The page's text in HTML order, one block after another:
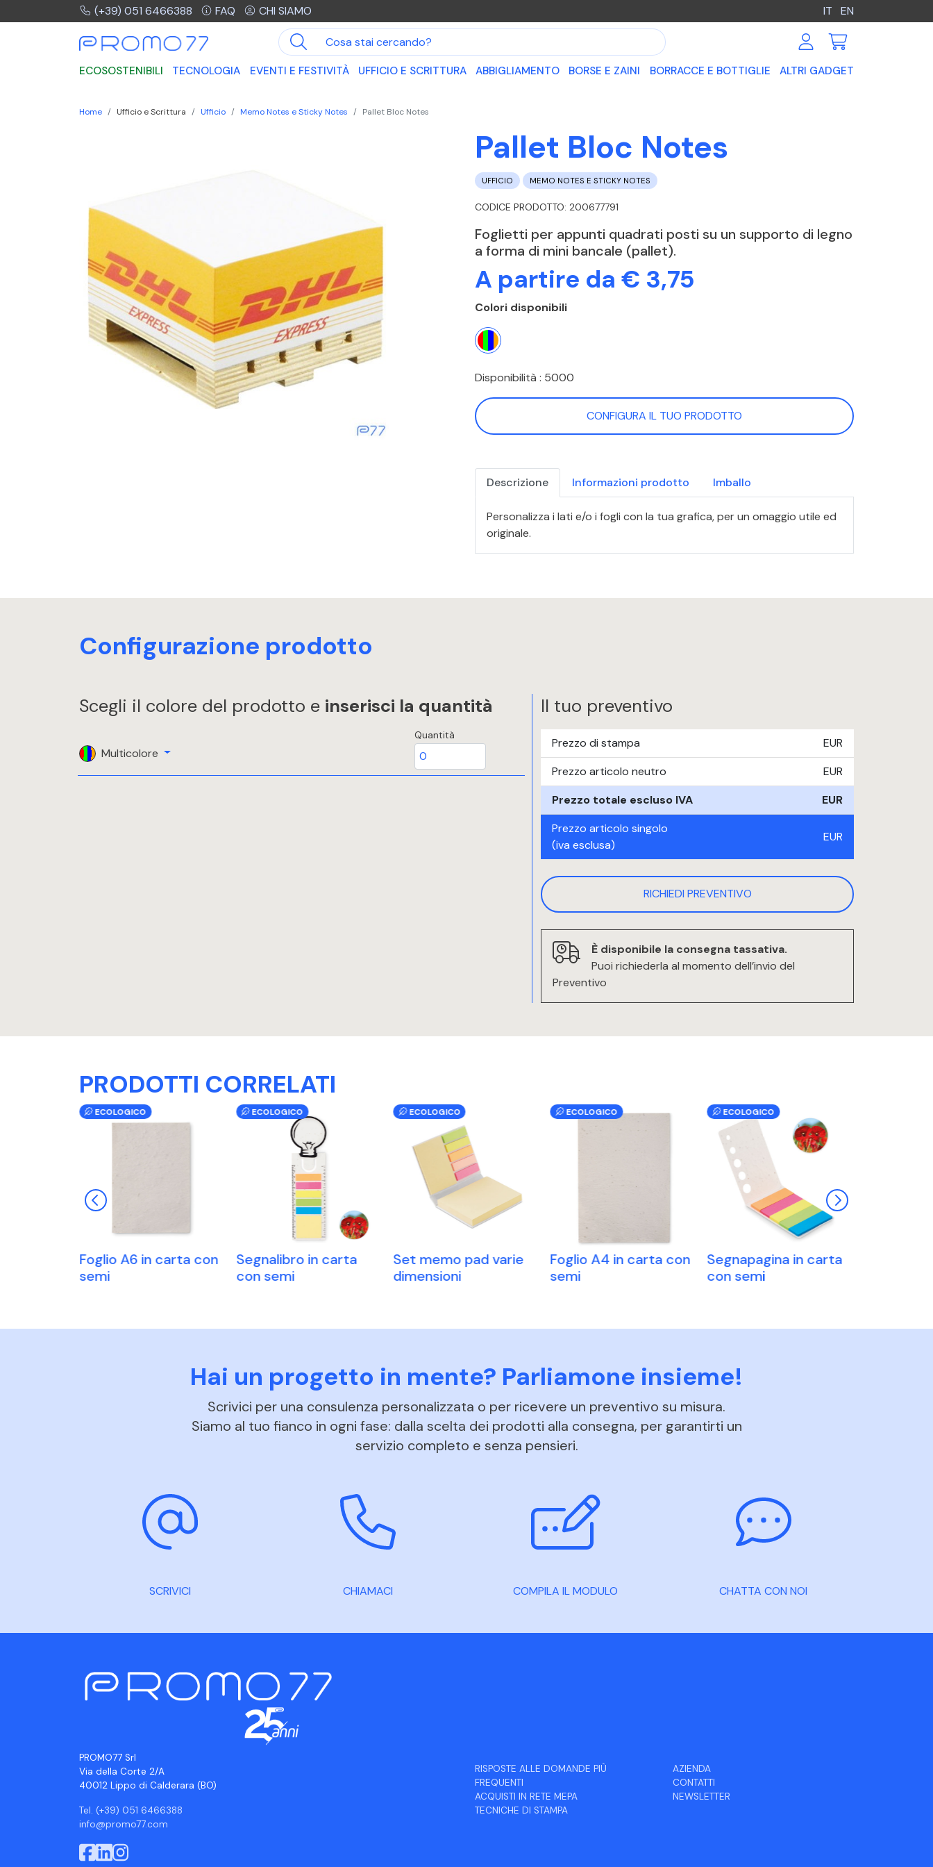
(+39) 051 6466388 FAQ CHI SIAMO IT EN
ECOSOSTENIBILI TECNOLOGIA EVENTI E FESTIVITÀ UFFICIO E SCRITTURA ABBIGLIAMENTO BORSE E ZAINI BORRACCE E BOTTIGLIE ALTRI GADGET
Home Ufficio e Scrittura Ufficio Memo Notes e Sticky Notes Pallet Bloc Notes
Pallet Bloc Notes
UFFICIO MEMO NOTES E STICKY NOTES
CODICE PRODOTTO: 200677791
Foglietti per appunti quadrati posti su un supporto di legno
a forma di mini bancale (pallet).
A partire da € 3,75
Colori disponibili
Disponibilità : 5000
CONFIGURA IL TUO PRODOTTO
Descrizione Informazioni prodotto Imballo
Personalizza i lati e/o i fogli con la tua grafica, per un omaggio utile ed
originale.
Configurazione prodotto
Scegli il colore del prodotto e inserisci la quantità
Multicolore
Quantità
Il tuo preventivo
Prezzo di stampa
EUR
Prezzo articolo neutro
EUR
Prezzo totale escluso IVA
EUR
Prezzo articolo singolo
(iva esclusa)
EUR
RICHIEDI PREVENTIVO
È disponibile la consegna tassativa.
Puoi richiederla al momento dell’invio del
Preventivo
PRODOTTI CORRELATI
ECOLOGICO
Foglio A6 in carta con
semi
ECOLOGICO
Segnalibro in carta
con semi
ECOLOGICO
Set memo pad varie
dimensioni
ECOLOGICO
Foglio A4 in carta con
semi
ECOLOGICO
Segnapagina in carta
con semi
Hai un progetto in mente? Parliamone insieme!
Scrivici per una consulenza personalizzata o per ricevere un preventivo su misura.
Siamo al tuo fianco in ogni fase: dalla scelta dei prodotti alla consegna, per garantirti un
servizio completo e senza pensieri.
SCRIVICI CHIAMACI COMPILA IL MODULO CHATTA CON NOI
PROMO77 Srl
Via della Corte 2/A
40012 Lippo di Calderara (BO)
Tel. (+39) 051 6466388
info@promo77.com
RISPOSTE ALLE DOMANDE PIÙ
FREQUENTI
ACQUISTI IN RETE MEPA
TECNICHE DI STAMPA
AZIENDA
CONTATTI
NEWSLETTER